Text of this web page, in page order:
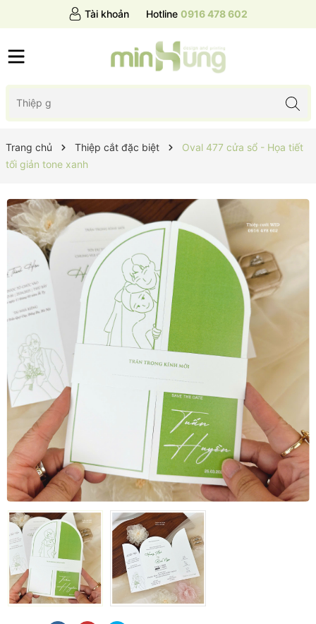
Tài khoản Hotline 0916 478 602
Trang chủ Thiệp cắt đặc biệt
Oval 477 cửa sổ - Họa tiết
tối giản tone xanh